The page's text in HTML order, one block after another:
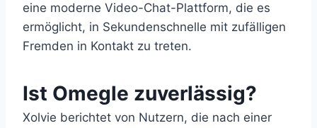
eine moderne Video-Chat-Plattform, die es
ermöglicht, in Sekundenschnelle mit zufälligen
Fremden in Kontakt zu treten.
Ist Omegle zuverlässig?
Xolvie berichtet von Nutzern, die nach einer